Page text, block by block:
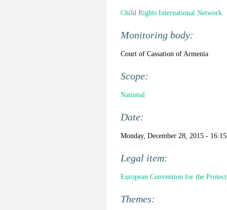
Child Rights International Network
Monitoring body:
Court of Cassation of Armenia
Scope:
National
Date:
Monday, December 28, 2015 - 16:15
Legal item:
European Convention for the
Themes: